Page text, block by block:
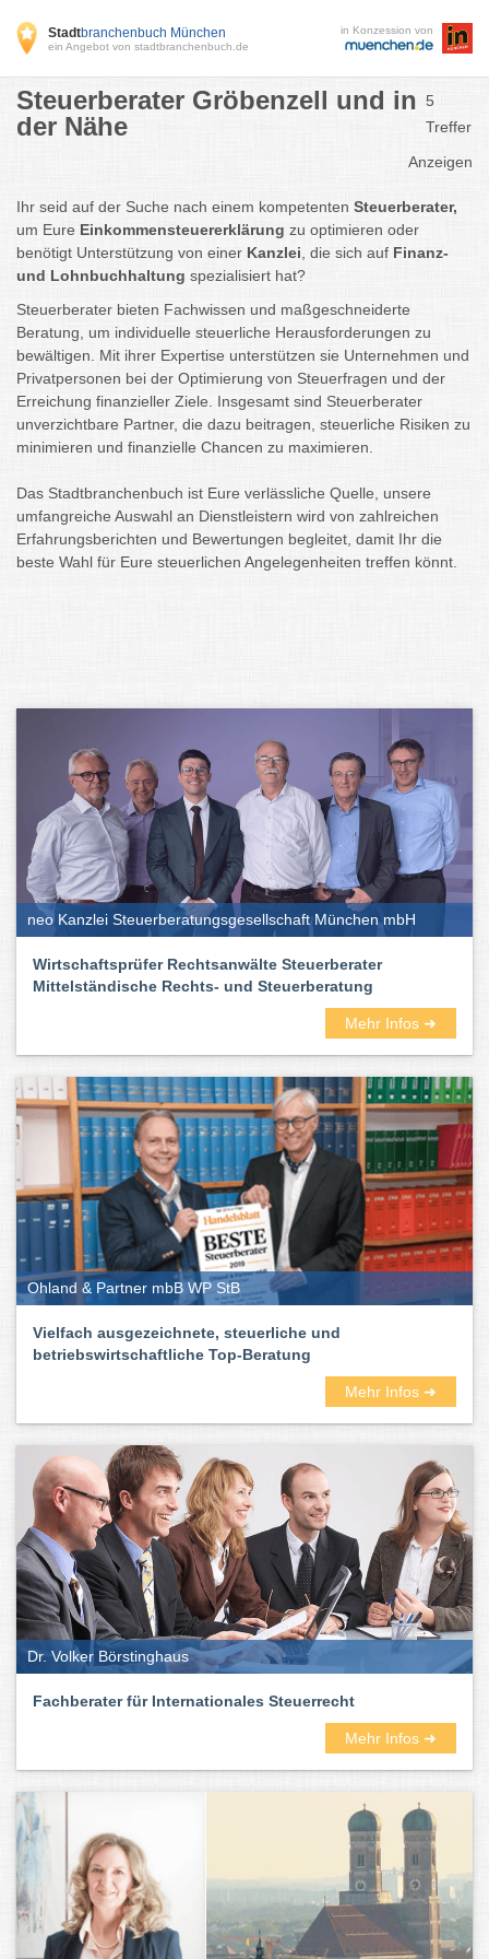
Stadtbranchenbuch München
ein Angebot von stadtbranchenbuch.de
in Konzession von
Steuerberater Gröbenzell und in
der Nähe
5
Treffer
Anzeigen
Ihr seid auf der Suche nach einem kompetenten Steuerberater,
um Eure Einkommensteuererklärung zu optimieren oder
benötigt Unterstützung von einer Kanzlei , die sich auf Finanz-
und Lohnbuchhaltung spezialisiert hat?
Steuerberater bieten Fachwissen und maßgeschneiderte
Beratung, um individuelle steuerliche Herausforderungen zu
bewältigen. Mit ihrer Expertise unterstützen sie Unternehmen und
Privatpersonen bei der Optimierung von Steuerfragen und der
Erreichung finanzieller Ziele. Insgesamt sind Steuerberater
unverzichtbare Partner, die dazu beitragen, steuerliche Risiken zu
minimieren und finanzielle Chancen zu maximieren.
Das Stadtbranchenbuch ist Eure verlässliche Quelle, unsere
umfangreiche Auswahl an Dienstleistern wird von zahlreichen
Erfahrungsberichten und Bewertungen begleitet, damit Ihr die
beste Wahl für Eure steuerlichen Angelegenheiten treffen könnt.
neo Kanzlei Steuerberatungsgesellschaft München mbH
Wirtschaftsprüfer Rechtsanwälte Steuerberater
Mittelständische Rechts- und Steuerberatung
Mehr Infos ➜
Ohland & Partner mbB WP StB
Vielfach ausgezeichnete, steuerliche und
betriebswirtschaftliche Top-Beratung
Mehr Infos ➜
Dr. Volker Börstinghaus
Fachberater für Internationales Steuerrecht
Mehr Infos ➜